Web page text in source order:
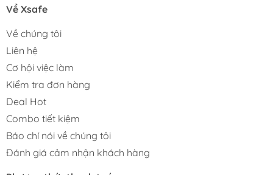
Về Xsafe
Về chúng tôi
Liên hệ
Cơ hội việc làm
Kiểm tra đơn hàng
Deal Hot
Combo tiết kiệm
Báo chí nói về chúng tôi
Đánh giá cảm nhận khách hàng